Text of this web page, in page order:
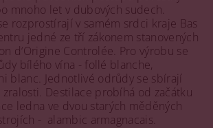
mnoho let v dubových sudech.
rozprostírají v samém srdci kraje Bas
jedné ze tří zákonem stanovených
d‘Origine Controlée. Pro výrobu se
bílého vína - follé blanche,
blanc. Jednotlivé odrůdy se sbírají
Destilace probíhá od začátku
ledna ve dvou starých měděných
- alambic armagnacais.